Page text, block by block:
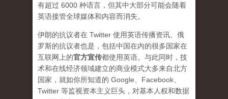
有超过 6000 种语言，但其中大部分可能会随着
英语接管全球媒体和内容而消失。
伊朗的抗议者在 Twitter 使用英语传播资讯、俄
罗斯的抗议者也是，包括中国在内的很多国家在
互联网上的官方宣传都使用英语。与此同时，技
术和在线经济领域建立的商业模式大多来自北方
国家，就如你所知道的 Google、Facebook、
Twitter 等监视资本主义巨头，对基本人权和数据